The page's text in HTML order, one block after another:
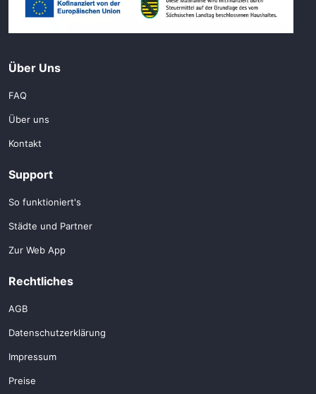
Über Uns
FAQ
Über uns
Kontakt
Support
So funktioniert's
Städte und Partner
Zur Web App
Rechtliches
AGB
Datenschutzerklärung
Impressum
Preise